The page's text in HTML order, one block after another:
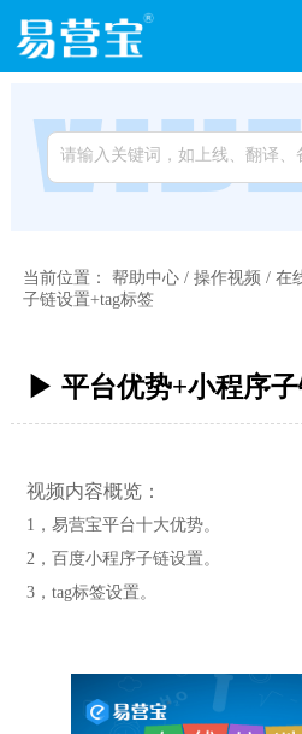
当前位置： 帮助中心/ 操作视频 / 在
子链设置+tag标签
▶ 平台优势+小程序
视频内容概览：
1，易营宝平台十大优势。
2，百度小程序子链设置。
3，tag标签设置。